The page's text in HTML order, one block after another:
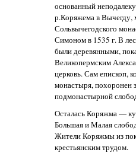
основанный
р.Коряжема в Вычегду,
Сольвычегодского
Симоном в 1535 г. В
были деревянными,
Великопермским
церковь. Сам епископ,
монастыря, похоронен
подмонастырной
Осталась Коряжма —
Большая и Малая
Жители Коряжмы из
крестьянским трудом.